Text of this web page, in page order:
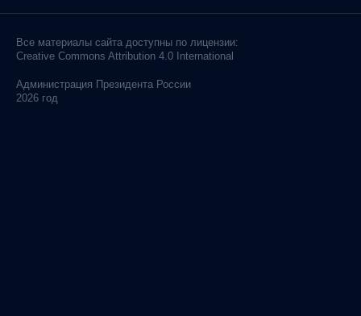
Все материалы сайта доступны по лицензии:
Creative Commons Attribution 4.0 International
Администрация Президента России
2026 год